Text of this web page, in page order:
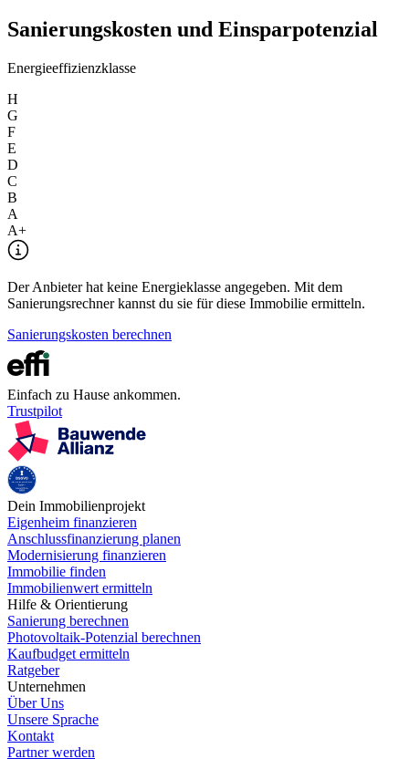
Sanierungskosten und Einsparpotenzial
Energieeffizienzklasse
H
G
F
E
D
C
B
A
A+
Der Anbieter hat keine Energieklasse angegeben. Mit dem
Sanierungsrechner kannst du sie für diese Immobilie ermitteln.
Sanierungskosten berechnen
Einfach zu Hause ankommen.
Trustpilot
Dein Immobilienprojekt
Eigenheim finanzieren
Anschlussfinanzierung planen
Modernisierung finanzieren
Immobilie finden
Immobilienwert ermitteln
Hilfe & Orientierung
Sanierung berechnen
Photovoltaik-Potenzial berechnen
Kaufbudget ermitteln
Ratgeber
Unternehmen
Über Uns
Unsere Sprache
Kontakt
Partner werden